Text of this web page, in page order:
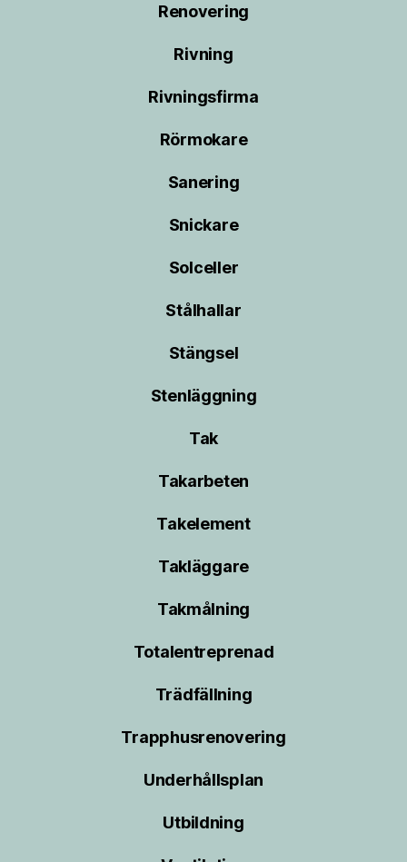
Renovering
Rivning
Rivningsfirma
Rörmokare
Sanering
Snickare
Solceller
Stålhallar
Stängsel
Stenläggning
Tak
Takarbeten
Takelement
Takläggare
Takmålning
Totalentreprenad
Trädfällning
Trapphusrenovering
Underhållsplan
Utbildning